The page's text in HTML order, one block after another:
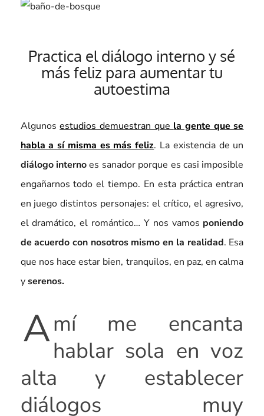
Practica el diálogo interno y sé
más feliz para aumentar tu
autoestima
Algunosestudios demuestran que la gente que se
habla a sí misma es más feliz. La existencia de un
diálogo internoes sanador porque es casi imposible
engañarnos todo el tiempo. En esta práctica entran
en juego distintos personajes: el crítico, el agresivo,
el dramático, el romántico… Y nos vamos poniendo
de acuerdo con nosotros mismo en la realidad. Esa
que nos hace estar bien, tranquilos, en paz, en calma
yserenos.
Amí me encanta
hablar sola en voz
alta y establecer
diálogos muy